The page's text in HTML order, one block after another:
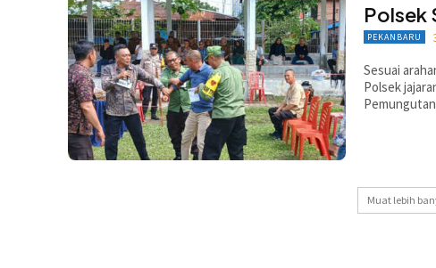
Polsek
PEKANBARU
Sesuai
Polsek
Muat lebih